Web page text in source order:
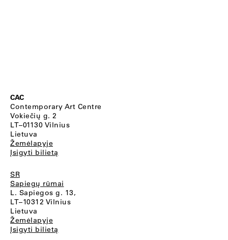
CAC
Contemporary Art Centre
Vokiečių g. 2
LT–01130 Vilnius
Lietuva
Žemėlapyje
Įsigyti bilietą
SR
Sapiegų rūmai
L. Sapiegos g. 13,
LT–10312 Vilnius
Lietuva
Žemėlapyje
Įsigyti bilietą